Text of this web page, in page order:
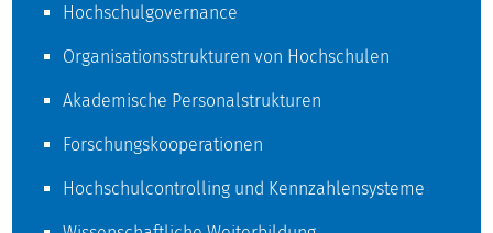
Hochschulgovernance
Organisationsstrukturen von Hochschulen
Akademische Personalstrukturen
Forschungskooperationen
Hochschulcontrolling und Kennzahlensysteme